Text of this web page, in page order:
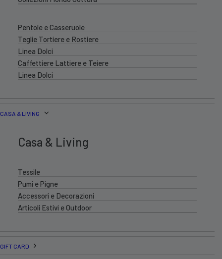
Pentole e Casseruole
Teglie Tortiere e Rostiere
Linea Dolci
Caffettiere Lattiere e Teiere
Linea Dolci
CASA & LIVING
Casa & Living
Tessile
Pumi e Pigne
Accessori e Decorazioni
Articoli Estivi e Outdoor
GIFT CARD